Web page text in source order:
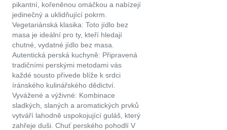
pikantní, kořeněnou omáčkou a nabízejí
jedinečný a uklidňující pokrm.
Vegetariánská klasika: Toto jídlo bez
masa je ideální pro ty, kteří hledají
chutné, vydatné jídlo bez masa.
Autentická perská kuchyně: Připravená
tradičními perskými metodami vás
každé sousto přivede blíže k srdci
íránského kulinářského dědictví.
Vyvážené a výživné: Kombinace
sladkých, slaných a aromatických prvků
vytváří lahodně uspokojující guláš, který
zahřeje duši. Chuť perského pohodlí V